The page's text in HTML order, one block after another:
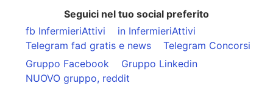
Seguici nel tuo social preferito
fb InfermieriAttivi
in InfermieriAttivi
Telegram fad gratis e news
Telegram Concorsi
Gruppo Facebook
Gruppo Linkedin
NUOVO gruppo, reddit